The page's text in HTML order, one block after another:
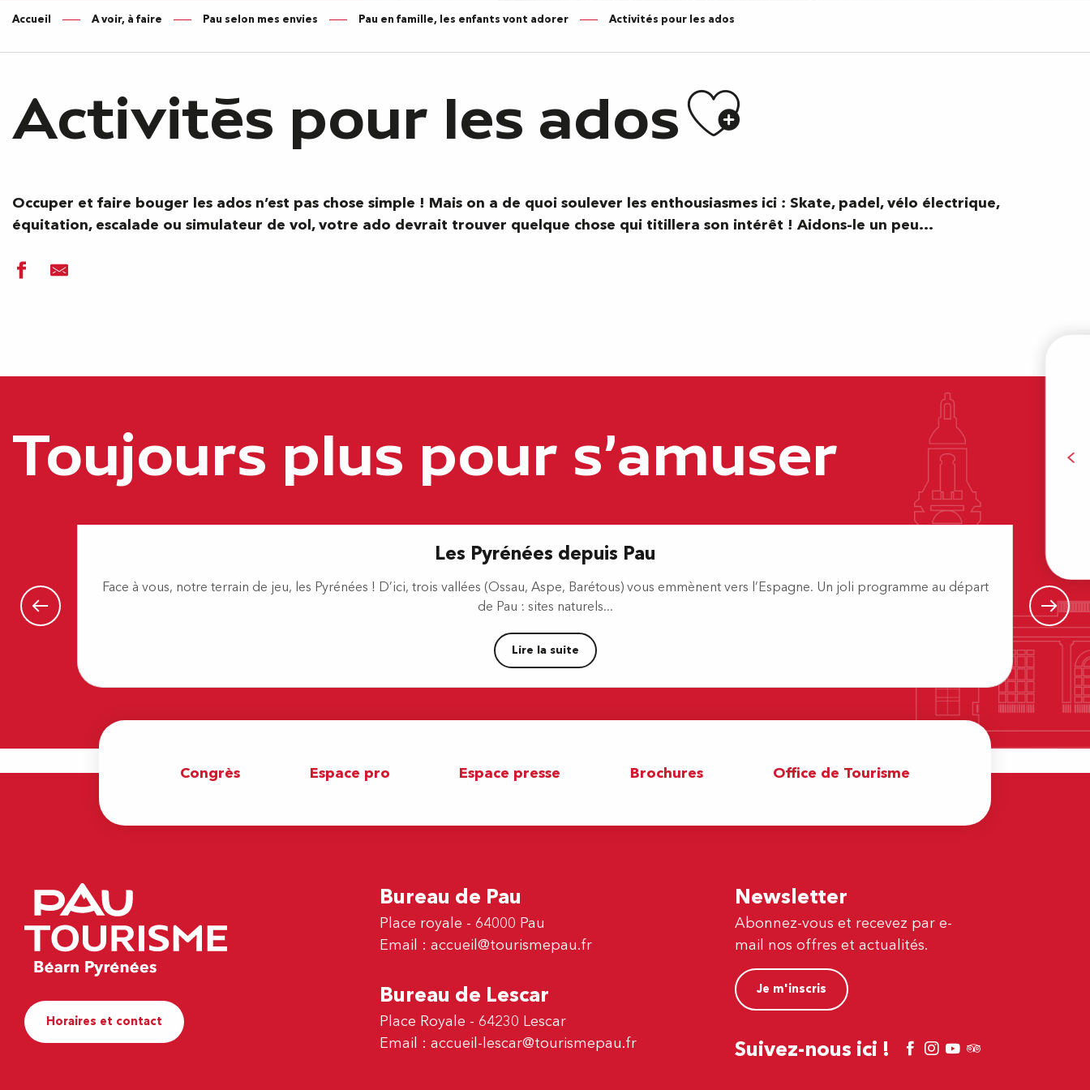
Accueil A voir, à faire Pau selon mes envies Pau en famille, les enfants vont adorer Activités pour les ados
Activités pour les adosAjouter
Occuper et faire bouger les ados n’est pas chose simple ! Mais on a de quoi soulever les enthousiasmes ici : Skate, padel, vélo électrique,
équitation, escalade ou simulateur de vol, votre ado devrait trouver quelque chose qui titillera son intérêt ! Aidons-le un peu…
Idécycle - Location de vélos - Station Saragosse
City Stade
Idécycle - Location de vélos - Station Barthou Parc Beaumont
Idécycle - Location de vélos - Montgolfier Lons
Idécycle - Location de vélos - Station guynemer jurançon
Idécycle - Location de vélos - Station Château Idron
Toujours plus pour s'amuser
Les Pyrénées depuis Pau
Face à vous, notre terrain de jeu, les Pyrénées ! D’ici, trois vallées (Ossau, Aspe, Barétous) vous emmènent vers l’Espagne. Un joli programme au départ
de Pau : sites naturels...
Lire la suite
Si un
Congrès Espace pro Espace presse Brochures Office de Tourisme
Horaires et contact
Bureau de Pau
Place royale - 64000 Pau
Email : accueil@tourismepau.fr
Bureau de Lescar
Place Royale - 64230 Lescar
Email : accueil-lescar@tourismepau.fr
Newsletter
Abonnez-vous et recevez par e-
mail nos offres et actualités.
Je m'inscris
Suivez-nous ici !